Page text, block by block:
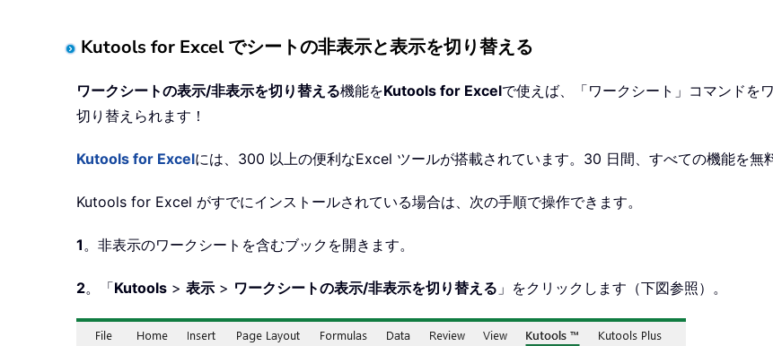
Kutools for Excel でシートの非表示と表示を切り替える
ワークシートの表示/非表示を切り替える機能をKutools for Excelで使えば、「ワークシート」コマンドを
切り替えられます！
Kutools for Excelには、300 以上の便利なExcel ツールが搭載されています。30 日間、すべての機能を無
Kutools for Excel がすでにインストールされている場合は、次の手順で操作できます。
1。非表示のワークシートを含むブックを開きます。
2。「Kutools > 表示 > ワークシートの表示/非表示を切り替える 」をクリックします（下図参照）。